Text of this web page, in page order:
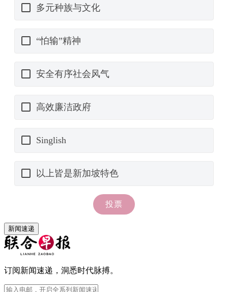
新闻速递
订阅新闻速递，洞悉时代脉搏。